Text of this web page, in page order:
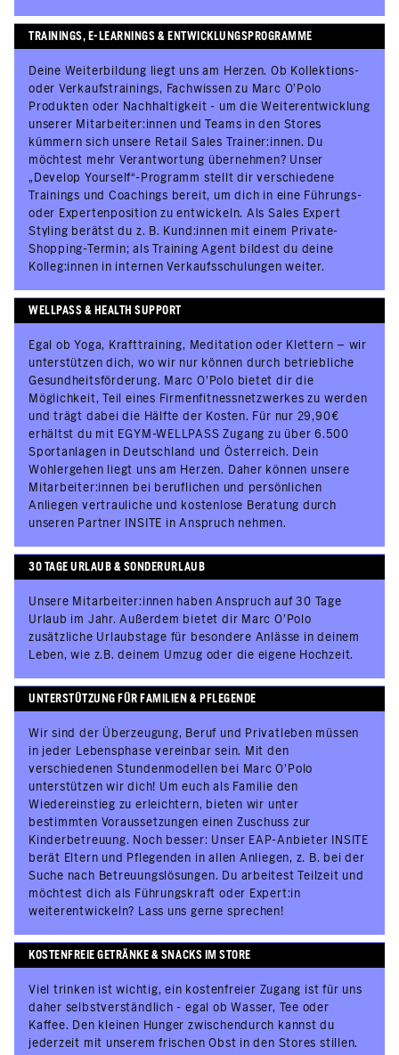
TRAININGS, E-LEARNINGS & ENTWICKLUNGSPROGRAMME
Deine Weiterbildung liegt uns am Herzen. Ob Kollektions-
oder Verkaufstrainings, Fachwissen zu Marc O’Polo
Produkten oder Nachhaltigkeit - um die Weiterentwicklung
unserer Mitarbeiter:innen und Teams in den Stores
kümmern sich unsere Retail Sales Trainer:innen. Du
möchtest mehr Verantwortung übernehmen? Unser
„Develop Yourself“-Programm stellt dir verschiedene
Trainings und Coachings bereit, um dich in eine Führungs-
oder Expertenposition zu entwickeln. Als Sales Expert
Styling berätst du z. B. Kund:innen mit einem Private-
Shopping-Termin; als Training Agent bildest du deine
Kolleg:innen in internen Verkaufsschulungen weiter.
WELLPASS & HEALTH SUPPORT
Egal ob Yoga, Krafttraining, Meditation oder Klettern – wir
unterstützen dich, wo wir nur können durch betriebliche
Gesundheitsförderung. Marc O'Polo bietet dir die
Möglichkeit, Teil eines Firmenfitnessnetzwerkes zu werden
und trägt dabei die Hälfte der Kosten. Für nur 29,90€
erhältst du mit EGYM-WELLPASS Zugang zu über 6.500
Sportanlagen in Deutschland und Österreich. Dein
Wohlergehen liegt uns am Herzen. Daher können unsere
Mitarbeiter:innen bei beruflichen und persönlichen
Anliegen vertrauliche und kostenlose Beratung durch
unseren Partner INSITE in Anspruch nehmen.
30 TAGE URLAUB & SONDERURLAUB
Unsere Mitarbeiter:innen haben Anspruch auf 30 Tage
Urlaub im Jahr. Außerdem bietet dir Marc O’Polo
zusätzliche Urlaubstage für besondere Anlässe in deinem
Leben, wie z.B. deinem Umzug oder die eigene Hochzeit.
UNTERSTÜTZUNG FÜR FAMILIEN & PFLEGENDE
Wir sind der Überzeugung, Beruf und Privatleben müssen
in jeder Lebensphase vereinbar sein. Mit den
verschiedenen Stundenmodellen bei Marc O’Polo
unterstützen wir dich! Um euch als Familie den
Wiedereinstieg zu erleichtern, bieten wir unter
bestimmten Voraussetzungen einen Zuschuss zur
Kinderbetreuung. Noch besser: Unser EAP-Anbieter INSITE
berät Eltern und Pflegenden in allen Anliegen, z. B. bei der
Suche nach Betreuungslösungen. Du arbeitest Teilzeit und
möchtest dich als Führungskraft oder Expert:in
weiterentwickeln? Lass uns gerne sprechen!
KOSTENFREIE GETRÄNKE & SNACKS IM STORE
Viel trinken ist wichtig, ein kostenfreier Zugang ist für uns
daher selbstverständlich - egal ob Wasser, Tee oder
Kaffee. Den kleinen Hunger zwischendurch kannst du
jederzeit mit unserem frischen Obst in den Stores stillen.